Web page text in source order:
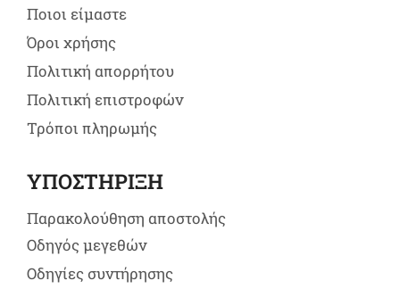
Ποιοι είμαστε
Όροι χρήσης
Πολιτική απορρήτου
Πολιτική επιστροφών
Τρόποι πληρωμής
ΥΠΟΣΤΗΡΙΞΗ
Παρακολούθηση αποστολής
Οδηγός μεγεθών
Οδηγίες συντήρησης